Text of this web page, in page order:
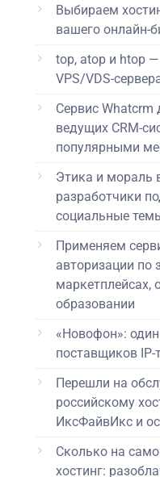
Выбираем
вашего онлайн-
top, atop и htop
VPS/VDS-
Сервис Whatcrm
ведущих CRM-
популярными
Этика и мораль
разработчики
социальные
Применяем
авторизации по
маркетплейсах,
образовании
«Новофон»:
поставщиков IP-
Перешли на
российскому
ИксФайвИкс и
Сколько на
хостинг: